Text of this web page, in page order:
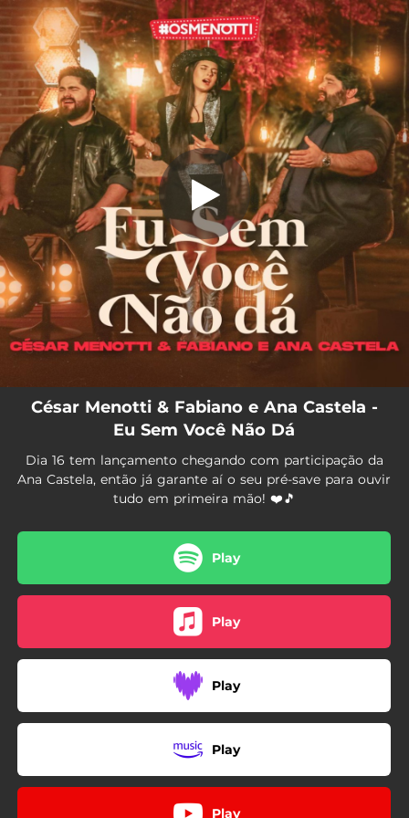
You're all set!
Eu Sem Você Não Dá
Eu Sem Você Não Dá
02:43
César Menotti & Fabiano e Ana Castela -
Eu Sem Você Não Dá
Dia 16 tem lançamento chegando com participação da
Ana Castela, então já garante aí o seu pré-save para ouvir
tudo em primeira mão! ❤️🎵
Play
Play
Play
Play
Play